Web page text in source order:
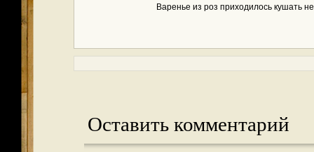
Варенье из роз приходилось кушать
Оставить комментарий